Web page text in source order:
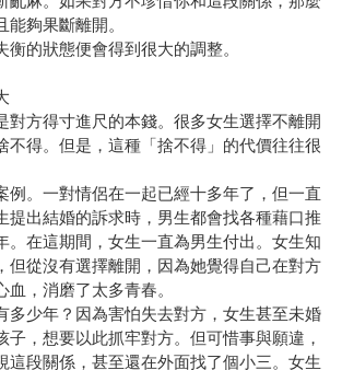
夠果斷離開。
的狀態便會得到很大的調整。
對方得寸進尺的本錢。很多女生選擇不離開
不得。但是，這種「捨不得」的代價往往很
例。一對情侶在一起已經十多年了，但一直
提出結婚的訴求時，男生都會找各種藉口推
。在這期間，女生一直為男生付出。女生知
但從沒有選擇離開，因為她覺得自己在對方
，消磨了太多青春。
多少年？因為害怕失去對方，女生甚至未婚
子，想要以此抓牢對方。但可惜事與願違，
這段關係，甚至還在外面找了個小三。女生